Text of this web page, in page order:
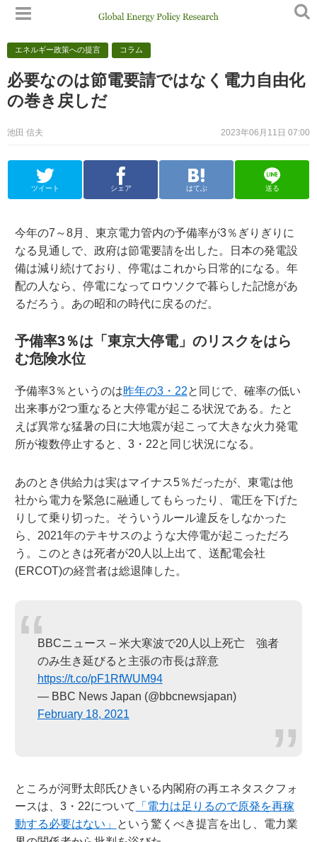
エネルギー政策への提言 コラム
必要なのは節電要請ではなく電力自由化
の巻き戻しだ
2023年06月11日 07:00
池田 信夫
ツイート シェア はてぶ 送る
今年の7～8月、東京電力管内の予備率が3％ぎりぎりに
なる見通しで、政府は節電要請を出した。日本の発電設
備は減り続けており、停電はこれから日常的になる。年
配の人なら、停電になってロウソクで暮らした記憶があ
るだろう。あの昭和の時代に戻るのだ。
予備率3％は「東京大停電」のリスクをはら
む危険水位
予備率3％というのは昨年の3・22と同じで、確率の低い
出来事が2つ重なると大停電が起こる状況である。たと
えば異常な猛暑の日に大地震が起こって大きな火力発電
所が複数停止すると、3・22と同じ状況になる。
あのとき供給力は実はマイナス5％だったが、東電は他
社から電力を緊急に融通してもらったり、電圧を下げた
りして乗り切った。そういうルール違反をしなかった
ら、2021年のテキサスのような大停電が起こっただろ
う。このときは死者が20人以上出て、送配電会社
(ERCOT)の経営者は総退陣した。
BBCニュース – 米大寒波で20人以上死亡 強者
のみ生き延びると主張の市長は辞意
https://t.co/pF1RfWUM94
— BBC News Japan (@bbcnewsjapan)
February 18, 2021
ところが河野太郎氏ひきいる内閣府の再エネタスクフォ
ースは、3・22について 「電力は足りるので原発を再稼
動する必要はない」
という驚くべき提言を出し、電力業